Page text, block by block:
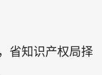
省知识产权局择